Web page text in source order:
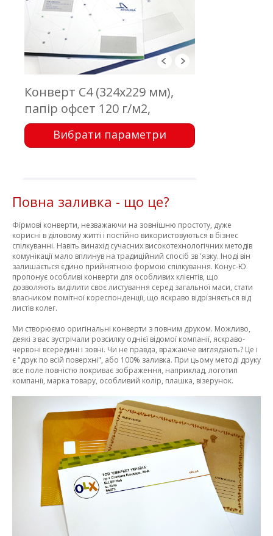
Конверт С4 (324х229 мм),
папір офсет 120 г/м2,
відривна стрічка, без вікна і
внутрішнього фону. Друк
Вибрати параметри
Повна заливка - що це?
Фірмові конверти, незважаючи на зовнішню простоту, дуже
корисні в діловому житті і постійно використовуються в бізнес
спілкуванні. Навіть винахід сучасних високотехнологічних методів
комунікації мало вплинув на традиційний спосіб зв 'язку. Іноді він
залишається єдино прийнятною формою спілкування. Конус-Ю
пропонує особливі конверти для особливих клієнтів, що
дозволяють виділити своє листування серед загальної маси, стати
власником помітної кореспонденції, що яскраво відрізняється від
листів колег.
Ми створюємо оригінальні конверти з повним друком. Можливо,
деякі з вас зустрічали розсилку однієї відомої компанії, яскраво-
червоні всередині і зовні. Чи не правда, вражаюче виглядають? Це і
є "друк по всій поверхні", або 100% заливка. При цьому методі друку
все поле повністю покриває зображення, наприклад, логотип
компанії, марка товару, особливий колір, плашка, візерунок.